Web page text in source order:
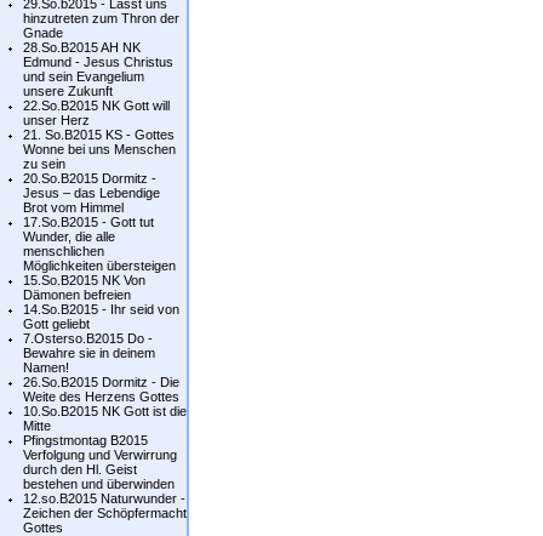
29.So.b2015 - Lasst uns
hinzutreten zum Thron der
Gnade
28.So.B2015 AH NK
Edmund - Jesus Christus
und sein Evangelium
unsere Zukunft
22.So.B2015 NK Gott will
unser Herz
21. So.B2015 KS - Gottes
Wonne bei uns Menschen
zu sein
20.So.B2015 Dormitz -
Jesus – das Lebendige
Brot vom Himmel
17.So.B2015 - Gott tut
Wunder, die alle
menschlichen
Möglichkeiten übersteigen
15.So.B2015 NK Von
Dämonen befreien
14.So.B2015 - Ihr seid von
Gott geliebt
7.Osterso.B2015 Do -
Bewahre sie in deinem
Namen!
26.So.B2015 Dormitz - Die
Weite des Herzens Gottes
10.So.B2015 NK Gott ist die
Mitte
Pfingstmontag B2015
Verfolgung und Verwirrung
durch den Hl. Geist
bestehen und überwinden
12.so.B2015 Naturwunder -
Zeichen der Schöpfermacht
Gottes